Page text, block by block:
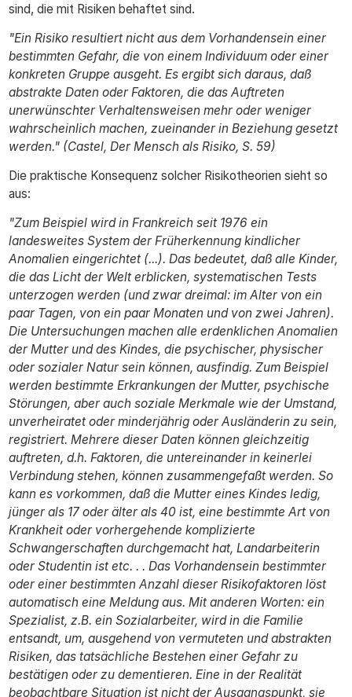
sind, die mit Risiken behaftet sind.
"Ein Risiko resultiert nicht aus dem Vorhandensein einer
bestimmten Gefahr, die von einem Individuum oder einer
konkreten Gruppe ausgeht. Es ergibt sich daraus, daß
abstrakte Daten oder Faktoren, die das Auftreten
unerwünschter Verhaltensweisen mehr oder weniger
wahrscheinlich machen, zueinander in Beziehung gesetzt
werden." (Castel, Der Mensch als Risiko, S. 59)
Die praktische Konsequenz solcher Risikotheorien sieht so
aus:
"Zum Beispiel wird in Frankreich seit 1976 ein
landesweites System der Früherkennung kindlicher
Anomalien eingerichtet (...). Das bedeutet, daß alle Kinder,
die das Licht der Welt erblicken, systematischen Tests
unterzogen werden (und zwar dreimal: im Alter von ein
paar Tagen, von ein paar Monaten und von zwei Jahren).
Die Untersuchungen machen alle erdenklichen Anomalien
der Mutter und des Kindes, die psychischer, physischer
oder sozialer Natur sein können, ausfindig. Zum Beispiel
werden bestimmte Erkrankungen der Mutter, psychische
Störungen, aber auch soziale Merkmale wie der Umstand,
unverheiratet oder minderjährig oder Ausländerin zu sein,
registriert. Mehrere dieser Daten können gleichzeitig
auftreten, d.h. Faktoren, die untereinander in keinerlei
Verbindung stehen, können zusammengefaßt werden. So
kann es vorkommen, daß die Mutter eines Kindes ledig,
jünger als 17 oder älter als 40 ist, eine bestimmte Art von
Krankheit oder vorhergehende komplizierte
Schwangerschaften durchgemacht hat, Landarbeiterin
oder Studentin ist etc. . . Das Vorhandensein bestimmter
oder einer bestimmten Anzahl dieser Risikofaktoren löst
automatisch eine Meldung aus. Mit anderen Worten: ein
Spezialist, z.B. ein Sozialarbeiter, wird in die Familie
entsandt, um, ausgehend von vermuteten und abstrakten
Risiken, das tatsächliche Bestehen einer Gefahr zu
bestätigen oder zu dementieren. Eine in der Realität
beobachtbare Situation ist nicht der Ausgangspunkt, sie